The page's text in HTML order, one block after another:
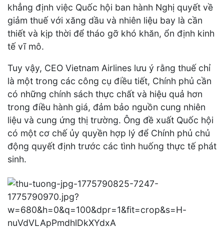
khẳng định việc Quốc hội ban hành Nghị quyết về
giảm thuế với xăng dầu và nhiên liệu bay là cần
thiết và kịp thời để tháo gỡ khó khăn, ổn định kinh
tế vĩ mô.
Tuy vậy, CEO Vietnam Airlines lưu ý rằng thuế chỉ
là một trong các công cụ điều tiết, Chính phủ cần
có những chính sách thực chất và hiệu quả hơn
trong điều hành giá, đảm bảo nguồn cung nhiên
liệu và cung ứng thị trường. Ông đề xuất Quốc hội
có một cơ chế ủy quyền hợp lý để Chính phủ chủ
động quyết định trước các tình huống thực tế phát
sinh.